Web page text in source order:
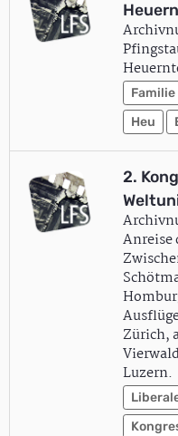
Familie
Heu
2.
Anreise
Zürich,
Luzern.